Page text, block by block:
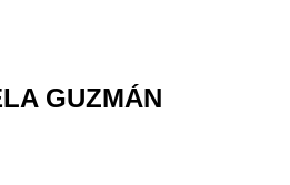
GUZMÁN